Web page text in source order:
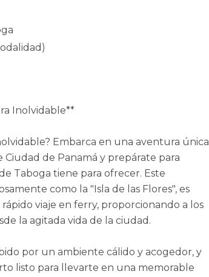
Inolvidable**
Embarca en una aventura única
Ciudad de Panamá y prepárate para
Taboga tiene para ofrecer. Este
como la "Isla de las Flores", es
viaje en ferry, proporcionando a los
la agitada vida de la ciudad.
por un ambiente cálido y acogedor, y
listo para llevarte en una memorable